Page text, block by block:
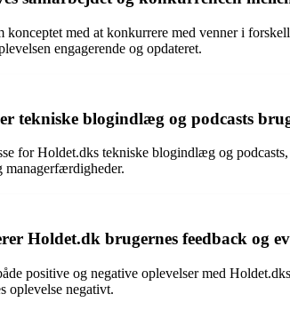
med at konkurrere med venner i
engagerende og opdateret.
tekniske blogindlæg og podcasts
for Holdet.dks tekniske blogindlæg og
managerfærdigheder.
Holdet.dk brugernes feedback og
positive og negative oplevelser med
oplevelse negativt.